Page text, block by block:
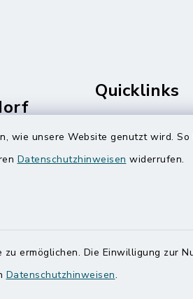
wie unsere Website genutzt wird.
Datenschutzhinweisen widerrufen.
ermöglichen. Die Einwilligung zur
Datenschutzhinweisen.
Haben
Quicklinks
Speicherkoog